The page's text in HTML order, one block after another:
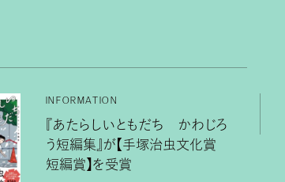
INFORMATION
『あたらしいともだち かわじろ
う短編集』が【手塚治虫文化賞
短編賞】を受賞